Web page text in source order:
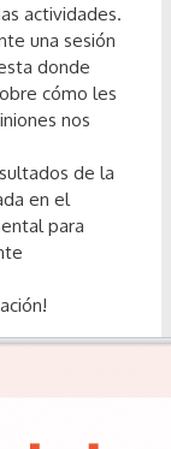
actividades.
una sesión
donde
cómo les
nos
de la
en el
para